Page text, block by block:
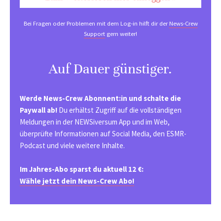
Bei Fragen oder Problemen mit dem Log-in hilft dir derNews-Crew
Support gern weiter!
Auf Dauer günstiger.
Werde News-Crew Abonnent:in und schalte die
Paywall ab! Du erhältst Zugriff auf die vollständigen
Meldungen in der NEWSiversum App und im Web,
überprüfte Informationen auf Social Media, den ESMR-
Podcast und viele weitere Inhalte.
Im Jahres-Abo sparst du aktuell 12 €:
Wähle jetzt dein News-Crew Abo!